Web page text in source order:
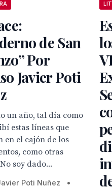
de San
Por
Javier Poti
un año, tal día como
estas líneas que
en el cajón de los
como otras
soy dado...
Poti Nuñez
•